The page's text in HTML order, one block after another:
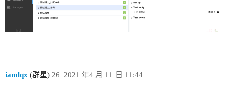
iamlqx (群星) 2021 年4 月 11 日 11:44
26